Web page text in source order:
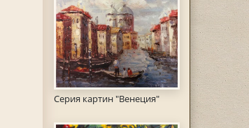
Серия картин "Венеция"